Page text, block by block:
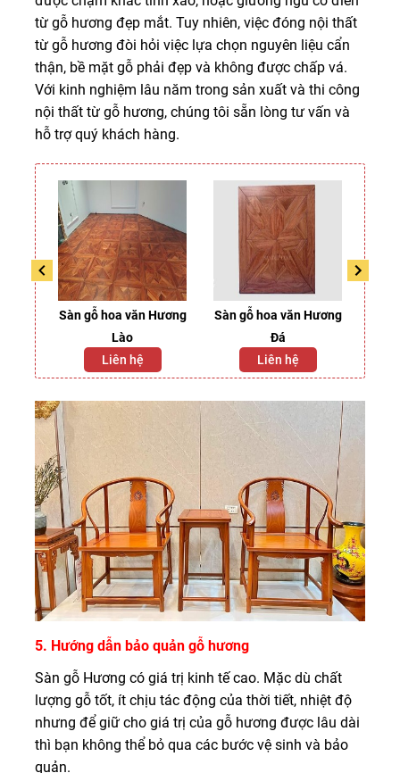
từ gỗ hương đẹp mắt. Tuy nhiên, việc đóng nội thất
từ gỗ hương đòi hỏi việc lựa chọn nguyên liệu cẩn
thận, bề mặt gỗ phải đẹp và không được chấp vá.
Với kinh nghiệm lâu năm trong sản xuất và thi công
nội thất từ gỗ hương, chúng tôi sẵn lòng tư vấn và
hỗ trợ quý khách hàng.
Sàn gỗ hoa văn Hương
Lào
Liên hệ
Sàn gỗ hoa văn Hương
Đá
Liên hệ
5. Hướng dẫn bảo quản gỗ hương
Sàn gỗ Hương có giá trị kinh tế cao. Mặc dù chất
lượng gỗ tốt, ít chịu tác động của thời tiết, nhiệt độ
nhưng để giữ cho giá trị của gỗ hương được lâu dài
thì bạn không thể bỏ qua các bước vệ sinh và bảo
quản.